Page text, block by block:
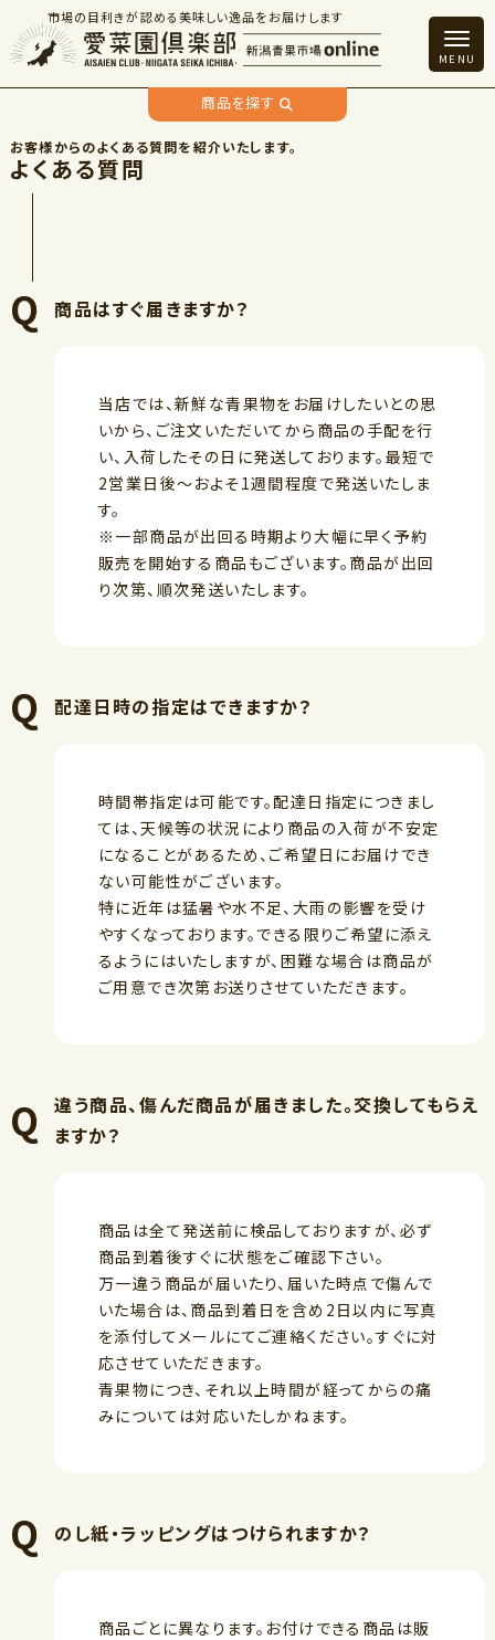
市場の目利きが認める美味しい逸品をお届けします
商品を探す
よくある質問
商品はすぐ届きますか？
当店では、新鮮な青果物をお届けしたいとの思
いから、ご注文いただいてから商品の手配を行
い、入荷したその日に発送しております。最短で
2営業日後～およそ1週間程度で発送いたしま
す。
※一部商品が出回る時期より大幅に早く予約
販売を開始する商品もございます。商品が出回
り次第、順次発送いたします。
配達日時の指定はできますか？
時間帯指定は可能です。配達日指定につきまし
ては、天候等の状況により商品の入荷が不安定
になることがあるため、ご希望日にお届けでき
ない可能性がございます。
特に近年は猛暑や水不足、大雨の影響を受け
やすくなっております。できる限りご希望に添え
るようにはいたしますが、困難な場合は商品が
ご用意でき次第お送りさせていただきます。
違う商品、傷んだ商品が届きました。交換してもらえ
ますか？
商品は全て発送前に検品しておりますが、必ず
商品到着後すぐに状態をご確認下さい。
万一違う商品が届いたり、届いた時点で傷んで
いた場合は、商品到着日を含め2日以内に写真
を添付してメールにてご連絡ください。すぐに対
応させていただきます。
青果物につき、それ以上時間が経ってからの痛
みについては対応いたしかねます。
のし紙・ラッピングはつけられますか？
商品ごとに異なります。お付けできる商品は販